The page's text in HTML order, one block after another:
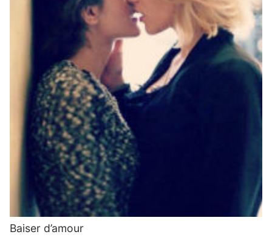
Baiser d’amour